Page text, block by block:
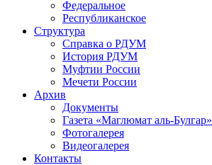
Федеральное
Республиканское
Структура
Справка о РДУМ
История РДУМ
Муфтии России
Мечети России
Архив
Документы
Газета «Маглюмат аль-Булгар»
Фотогалерея
Видеогалерея
Контакты